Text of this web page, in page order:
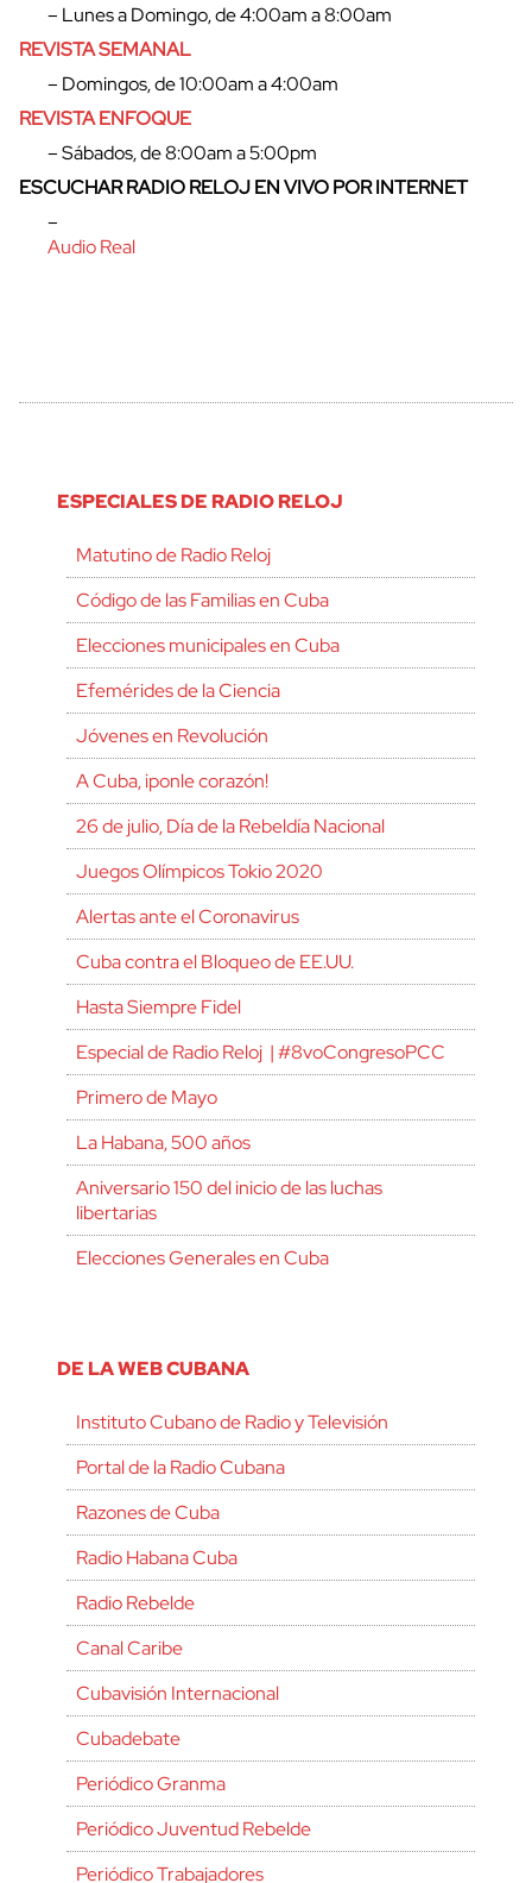
cerrar
– Lunes a Domingo, de 4:00am a 8:00am
REVISTA SEMANAL
– Domingos, de 10:00am a 4:00am
REVISTA ENFOQUE
– Sábados, de 8:00am a 5:00pm
ESCUCHAR RADIO RELOJ EN VIVO POR INTERNET
–
Audio Real
ESPECIALES DE RADIO RELOJ
Matutino de Radio Reloj
Código de las Familias en Cuba
Elecciones municipales en Cuba
Efemérides de la Ciencia
Jóvenes en Revolución
A Cuba, ¡ponle corazón!
26 de julio, Día de la Rebeldía Nacional
Juegos Olímpicos Tokio 2020
Alertas ante el Coronavirus
Cuba contra el Bloqueo de EE.UU.
Hasta Siempre Fidel
Especial de Radio Reloj | #8voCongresoPCC
Primero de Mayo
La Habana, 500 años
Aniversario 150 del inicio de las luchas
libertarias
Elecciones Generales en Cuba
DE LA WEB CUBANA
Instituto Cubano de Radio y Televisión
Portal de la Radio Cubana
Razones de Cuba
Radio Habana Cuba
Radio Rebelde
Canal Caribe
Cubavisión Internacional
Cubadebate
Periódico Granma
Periódico Juventud Rebelde
Periódico Trabajadores